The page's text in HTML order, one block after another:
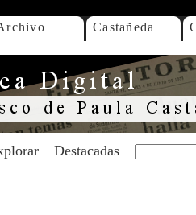
Castañeda
Destacadas